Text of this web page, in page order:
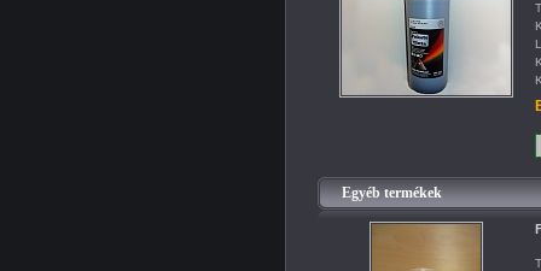
Egyéb termékek